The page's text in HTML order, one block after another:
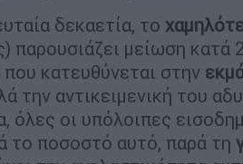
δεκαετία, το
παρουσιάζει μείωση κατά
κατευθύνεται στην
την αντικειμενική του
όλες οι υπόλοιπες
το ποσοστό αυτό, παρά τη